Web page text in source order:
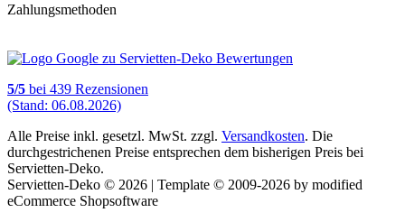
Zahlungsmethoden
5/5 bei 439 Rezensionen
(Stand: 06.08.2026)
Alle Preise inkl. gesetzl. MwSt. zzgl. Versandkosten. Die
durchgestrichenen Preise entsprechen dem bisherigen Preis bei
Servietten-Deko.
Servietten-Deko © 2026 | Template © 2009-2026 by modified
eCommerce Shopsoftware